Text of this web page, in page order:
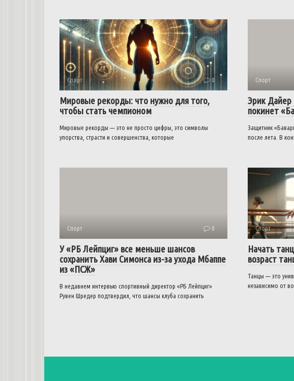
Спорт 0
Мировые рекорды: что нужно для того,
чтобы стать чемпионом
Мировые рекорды — это не просто цифры, это символы
упорства, страсти и совершенства, которые
Спорт
Эрик Дайер
покинет
Защитник
после лета. В
Спорт 0
У «РБ Лейпциг» все меньше шансов
сохранить Хави Симонса из-за ухода Мбаппе
из «ПСЖ»
В недавнем интервью спортивный директор «РБ Лейпциг»
Рувен Шредер подтвердил, что шансы клуба сохранить
Спорт
Начать
возраст
Танцы — это
независимо от